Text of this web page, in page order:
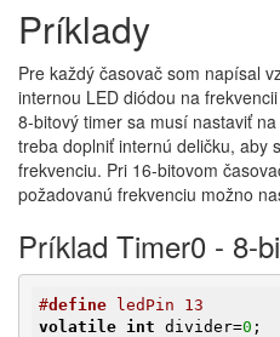
Príklady
Pre každý časovač som napísal
internou LED diódou na
8-bitový timer sa musí nastaviť
treba doplniť internú deličku, aby
frekvenciu. Pri 16-bitovom
požadovanú frekvenciu možno
Príklad Timer0 - 8-
#define ledPin 13
volatile int divider=0 ;